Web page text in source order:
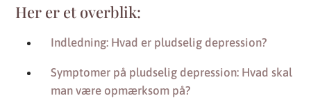
Her er et overblik:
Indledning: Hvad er pludselig depression?
Symptomer på pludselig depression: Hvad skal
man være opmærksom på?